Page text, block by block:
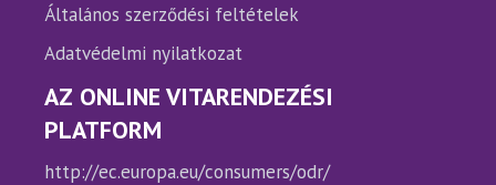
Általános szerződési feltételek
Adatvédelmi nyilatkozat
AZ ONLINE VITARENDEZÉSI
PLATFORM
http://ec.europa.eu/consumers/odr/